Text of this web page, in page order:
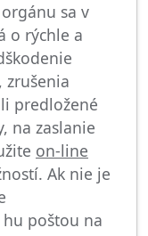
sa v
o rýchle a
zrušenia
predložené
na zaslanie
on-line
Ak nie je
poštou na